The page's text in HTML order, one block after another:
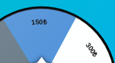
150₺
300₺